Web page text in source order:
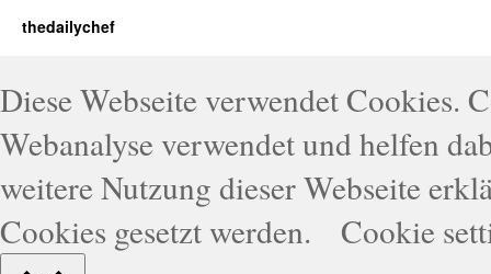
thedailychef
Diese Webseite verwendet Cookies.
Webanalyse verwendet und helfen
weitere Nutzung dieser Webseite
Cookies gesetzt werden.
Cookie